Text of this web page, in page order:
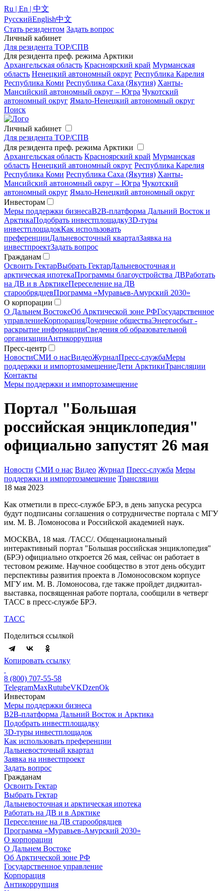
Ru | En | 中文
РусскийEnglish中文
Стать резидентом Задать вопрос
Личный кабинет
Для резидента ТОР/СПВ
Для резидента преф. режима Арктики
Архангельская область Красноярский край Мурманская
область Ненецкий автономный округ Республика Карелия
Республика Коми Республика Саха (Якутия) Ханты-
Мансийский автономный округ – Югра Чукотский
автономный округ Ямало-Ненецкий автономный округ
Поиск
Личный кабинет
Для резидента ТОР/СПВ
Для резидента преф. режима Арктики
Архангельская область Красноярский край Мурманская
область Ненецкий автономный округ Республика Карелия
Республика Коми Республика Саха (Якутия) Ханты-
Мансийский автономный округ – Югра Чукотский
автономный округ Ямало-Ненецкий автономный округ
Инвесторам
Меры поддержки бизнесаB2B-платформа Дальний Восток и
АрктикаПодобрать инвестплощадку3D-туры
инвестплощадокКак использовать
преференцииДальневосточный кварталЗаявка на
инвестпроектЗадать вопрос
Гражданам
Освоить ГектарВыбрать ГектарДальневосточная и
арктическая ипотекаПрограммы благоустройства ДВРаботать
на ДВ и в АрктикеПереселение на ДВ
старообрядцевПрограмма «Муравьев-Амурский 2030»
О корпорации
О Дальнем ВостокеОб Арктической зоне РФГосударственное
управлениеКорпорацияДочерние обществаЭнергосбыт -
раскрытие информацииСведения об образовательной
организацииАнтикоррупция
Пресс-центр
НовостиСМИ о насВидеоЖурналПресс-службаМеры
поддержки и импортозамещениеДети АрктикиТрансляции
Контакты
Меры поддержки и импортозамещение
Портал "Большая
российская энциклопедия"
официально запустят 26 мая
Новости СМИ о нас Видео Журнал Пресс-служба Меры
поддержки и импортозамещение Трансляции
18 мая 2023
Как отметили в пресс-службе БРЭ, в день запуска ресурса
будут подписаны соглашения о сотрудничестве портала с МГУ
им. М. В. Ломоносова и Российской академией наук.
МОСКВА, 18 мая. /ТАСС/. Общенациональный
интерактивный портал "Большая российская энциклопедия"
(БРЭ) официально откроется 26 мая, сейчас он работает в
тестовом режиме. Научное сообщество в этот день обсудит
перспективы развития проекта в Ломоносовском корпусе
МГУ им. М. В. Ломоносова, где также пройдет диджитал-
выставка, посвященная работе портала, сообщили в четверг
ТАСС в пресс-службе БРЭ.
ТАСС
Поделиться ссылкой
Копировать ссылку
8 (800) 707-55-58
TelegramMaxRutubeVKDzenOk
Инвесторам
Меры поддержки бизнеса
B2B-платформа Дальний Восток и Арктика
Подобрать инвестплощадку
3D-туры инвестплощадок
Как использовать преференции
Дальневосточный квартал
Заявка на инвестпроект
Задать вопрос
Гражданам
Освоить Гектар
Выбрать Гектар
Дальневосточная и арктическая ипотека
Работать на ДВ и в Арктике
Переселение на ДВ старообрядцев
Программа «Муравьев-Амурский 2030»
О корпорации
О Дальнем Востоке
Об Арктической зоне РФ
Государственное управление
Корпорация
Антикоррупция